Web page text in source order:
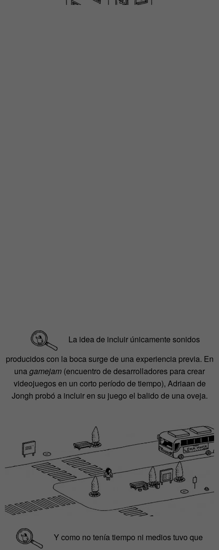
La idea de incluir únicamente sonidos
producidos con la boca surge de una experiencia previa. En
unagamejam (encuentro de desarrolladores para crear
videojuegos en un corto período de tiempo), Adriaan de
Jongh probó a incluir en su juego el balido de una oveja.
Y como no tenía tiempo ni medios tuvo que